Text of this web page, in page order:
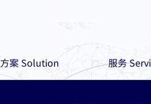
方案 Solution 服务